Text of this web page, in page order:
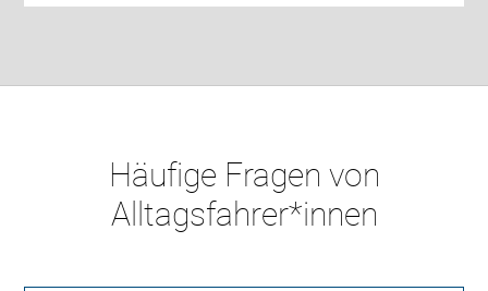
Häufige Fragen von
Alltagsfahrer*innen